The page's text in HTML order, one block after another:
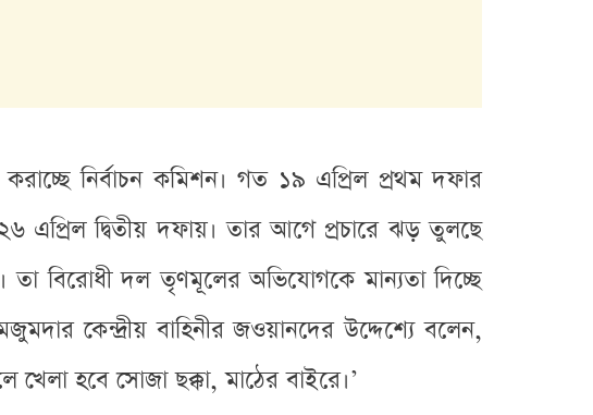
করাচ্ছে নির্বাচন কমিশন। গত ১৯ এপ্রিল প্রথম দফার
দ্বিতীয় দফায়। তার আগে প্রচারে ঝড় তুলছে
তা বিরোধী দল তৃণমূলের অভিযোগকে মান্যতা দিচ্ছে
কেন্দ্রীয় বাহিনীর জওয়ানদের উদ্দেশ্যে বলেন,
হবে সোজা ছক্কা, মাঠের বাইরে।’